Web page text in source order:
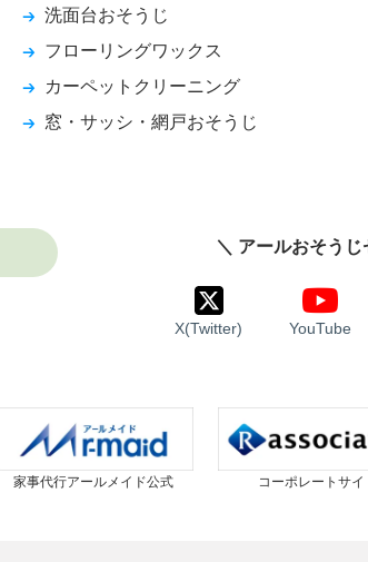
洗面台おそうじ
フローリングワックス
カーペットクリーニング
窓・サッシ・網戸おそうじ
＼ アールおそう
X(Twitter) YouTube
家事代行アールメイド公式 コーポレートサイ